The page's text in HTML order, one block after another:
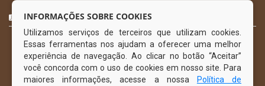
CURTA NOSSA FAN PAGE
INFORMAÇÕES SOBRE COOKIES
Utilizamos serviços de terceiros que utilizam cookies.
Essas ferramentas nos ajudam a oferecer uma melhor
experiência de navegação. Ao clicar no botão “Aceitar”
você concorda com o uso de cookies em nosso site. Para
maiores informações, acesse a nossa
Política de